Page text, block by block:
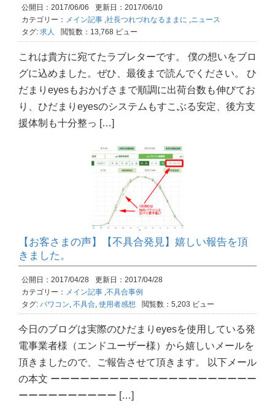
公開日：2017/06/06
更新日：2017/06/10
カテゴリー： メイン記事 社長つれづれなるままに
ニュース
タグ: 求人 閲覧数：13,768 ビュー
これは貴方に宛てたラブレターです。 僕の想いをブロ
グに込めました。ぜひ、最後まで読んでください。 ひ
だまりeyesもおかげさまで順調に出荷台数も伸びてお
り、ひだまりeyesのシステムもすこぶる安定、後方支
援体制も十分整っ […]
【お客さまの声】【不具合発見】嬉しい報告を頂
きました。
公開日：2017/04/28
更新日：2017/04/28
カテゴリー： メイン記事 不具合事例
タグ: パワコン 不具合 使用者感想 閲覧数：5,203 ビュー
今日のブログは実際のひだまりeyesを使用している発
電事業者様（エンドユーザー様）から嬉しいメールを
頂きましたので、ご報告させて頂きます。 以下メール
の本文 ーーーーーーーーーーーーーーーーーーーーー
ーーーーーーーーーー […]